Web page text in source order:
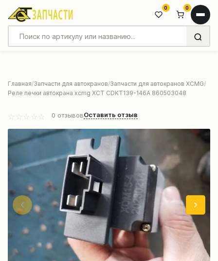
0 0
Главная Запчасти для автокранов Запчасти для автокранов XCMG
Реле печки автокрана xcmg ХСТ CDKT139-146A 860503048
0 отзывовОставить отзыв